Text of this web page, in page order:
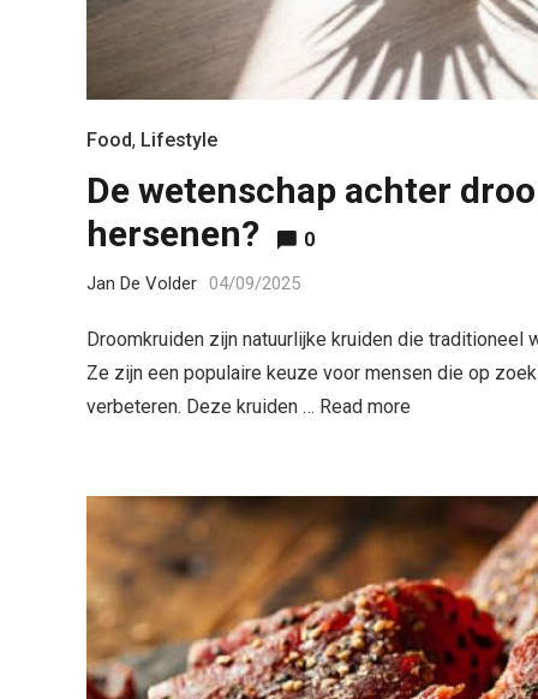
Food, Lifestyle
De wetenschap achter
hersenen?
0
Jan De Volder 04/09/2025
Droomkruiden zijn natuurlijke kruiden die
Ze zijn een populaire keuze voor mensen die op
verbeteren. Deze kruiden … Read more